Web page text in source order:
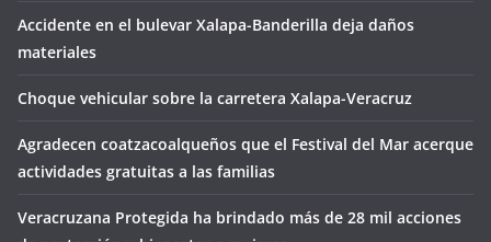
Accidente en el bulevar Xalapa-Banderilla deja daños
materiales
Choque vehicular sobre la carretera Xalapa-Veracruz
Agradecen coatzacoalqueños que el Festival del Mar acerque
actividades gratuitas a las familias
Veracruzana Protegida ha brindado más de 28 mil acciones